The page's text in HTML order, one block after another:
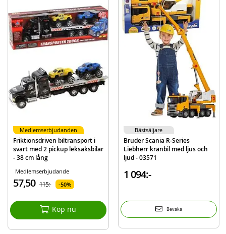
7040698723372
Friktionsdriven biltransport i
svart med 2 pickup leksaksbilar
- 38 cm lång
Medlemserbjudande
57,50 115:- 50%
Köp nu
Medlemserbjudanden
Bruder Scania R-Series
Liebherr kranbil med ljus och
ljud - 03571
1 094:-
Bevaka
Bästsäljare